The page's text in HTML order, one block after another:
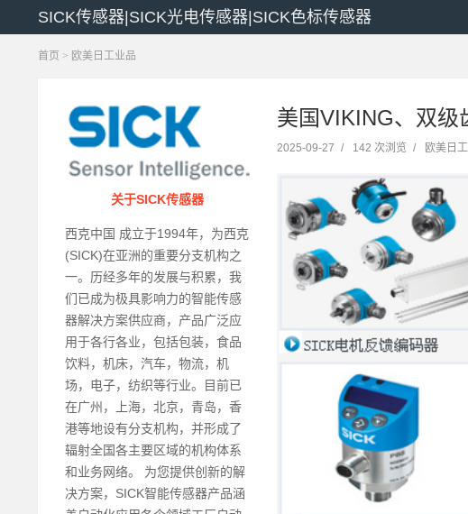
SICK传感器|SICK光电传感器|SICK色标传感器
首页 > 欧美日工业品
关于SICK传感器
西克中国 成立于1994年，为西克
(SICK)在亚洲的重要分支机构之
一。历经多年的发展与积累，我
们已成为极具影响力的智能传感
器解决方案供应商，产品广泛应
用于各行各业，包括包装，食品
饮料，机床，汽车，物流，机
场，电子，纺织等行业。目前已
在广州，上海，北京，青岛，香
港等地设有分支机构，并形成了
辐射全国各主要区域的机构体系
和业务网络。 为您提供创新的解
决方案，SICK智能传感器产品涵
美国VIKING、双级
2025-09-27 / 142 次浏览 / 欧美日